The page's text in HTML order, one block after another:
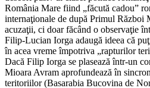
România Mare fiind „făcută cadou”
internaţionale de după Primul Război
acuzaţii, ci doar făcând o observaţie
Filip-Lucian Iorga adaugă ideea că
în acea vreme împotriva „rapturilor
Dacă Filip Iorga se plasează într-un
Mioara Avram aprofundează în
teritoriilor (Basarabia Bucovina de